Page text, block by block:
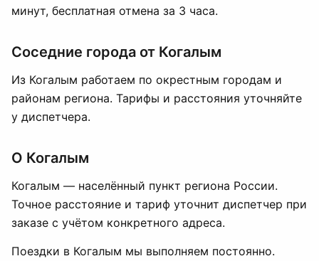
минут, бесплатная отмена за 3 часа.
Соседние города от Когалым
Из Когалым работаем по окрестным городам и
районам региона. Тарифы и расстояния уточняйте
у диспетчера.
О Когалым
Когалым — населённый пункт региона России.
Точное расстояние и тариф уточнит диспетчер при
заказе с учётом конкретного адреса.
Поездки в Когалым мы выполняем постоянно.